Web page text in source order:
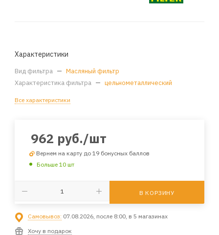
Характеристики
Вид фильтра — Масляный фильтр
Характеристика фильтра — цельнометаллический
Все характеристики
962 руб./шт
Вернем на карту до 19 бонусных баллов
Больше 10 шт
В КОРЗИНУ
Самовывоз: 07.08.2026, после 8:00, в 5 магазинах
Хочу в подарок